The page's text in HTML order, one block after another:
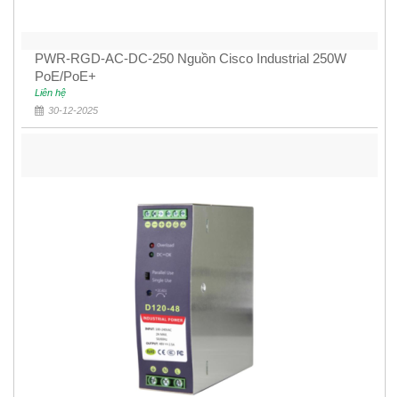
PWR-RGD-AC-DC-250 Nguồn Cisco Industrial 250W
PoE/PoE+
Liên hệ
30-12-2025